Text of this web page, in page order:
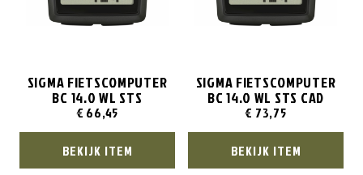
SIGMA FIETSCOMPUTER
BC 14.0 WL STS
€ 66,45
BEKIJK ITEM
SIGMA FIETSCOMPUTER
BC 14.0 WL STS CAD
€ 73,75
BEKIJK ITEM